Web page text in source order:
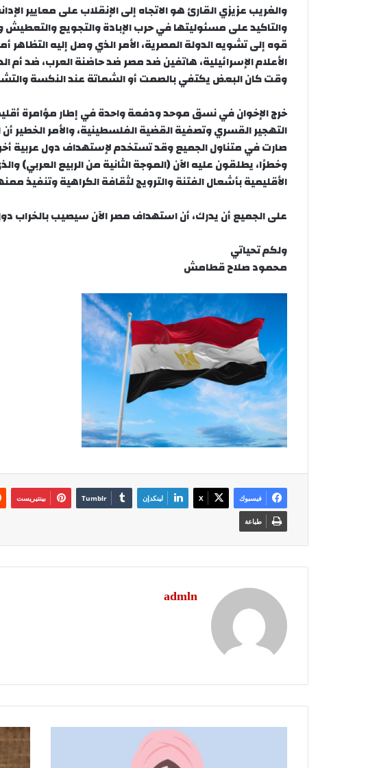
والغريب عزيزي القارئ هو الاتجاه إلى الإنقلاب على معايير
والتاكيد على مسئوليتها في حرب الإبادة والتجويع والتعطيش
قوه إلى تشويه الدولة المصرية، الأمر الذي وصل إليه التظاهر
الأعلام الإسرائيلية، هاتفين ضد مصر ضد حاضنة العرب، ضد أم
وقت كان البعض يكتفي بالصمت أو الشماتة عند النكسة
خرج الإخوان في نسق موحد ودفعة واحدة في إطار مؤامرة
التهجير القسري وتصفية القضية الفلسطينية، والأمر الخطير
صارت في متناول الجميع وقد تستخدم لإستهداف دول عربية
وخطرًا، يطلقون عليه الآن (الموجة الثانية من الربيع العربي)
الأقليمية بأشعال الفتنة والترويج لثقافة الكراهية وتنفيذ
على الجميع أن يدرك، أن استهداف مصر الآن سيصيب بالخراب
ولكم تحياتي
محمود صلاح قطامش
فيسبوك ‫X لينكدإن بينتيريست
طباعة
admln
عصاة